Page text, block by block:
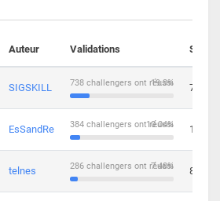
Auteur Validations
SIGSKILL 19.3%
738 challengers ont réussi 7
EsSandRe 10.04%
384 challengers ont réussi 13
telnes 7.48%
286 challengers ont réussi 8